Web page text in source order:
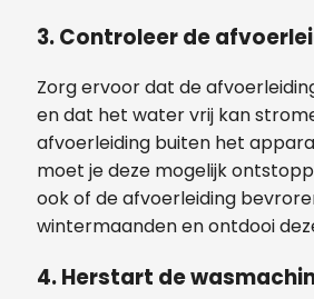
3. Controleer de
Zorg ervoor dat de
en dat het water vrij kan
afvoerleiding buiten het
moet je deze mogelijk
ook of de afvoerleiding
wintermaanden en ontdooi
4. Herstart de